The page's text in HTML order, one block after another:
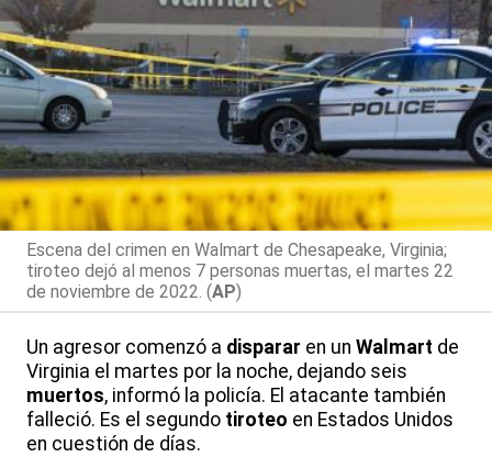
Escena del crimen en Walmart de Chesapeake, Virginia;
tiroteo dejó al menos 7 personas muertas, el martes 22
de noviembre de 2022. (AP)
Un agresor comenzó a disparar en un Walmart de
Virginia el martes por la noche, dejando seis
muertos, informó la policía. El atacante también
falleció. Es el segundo tiroteo en Estados Unidos
en cuestión de días.